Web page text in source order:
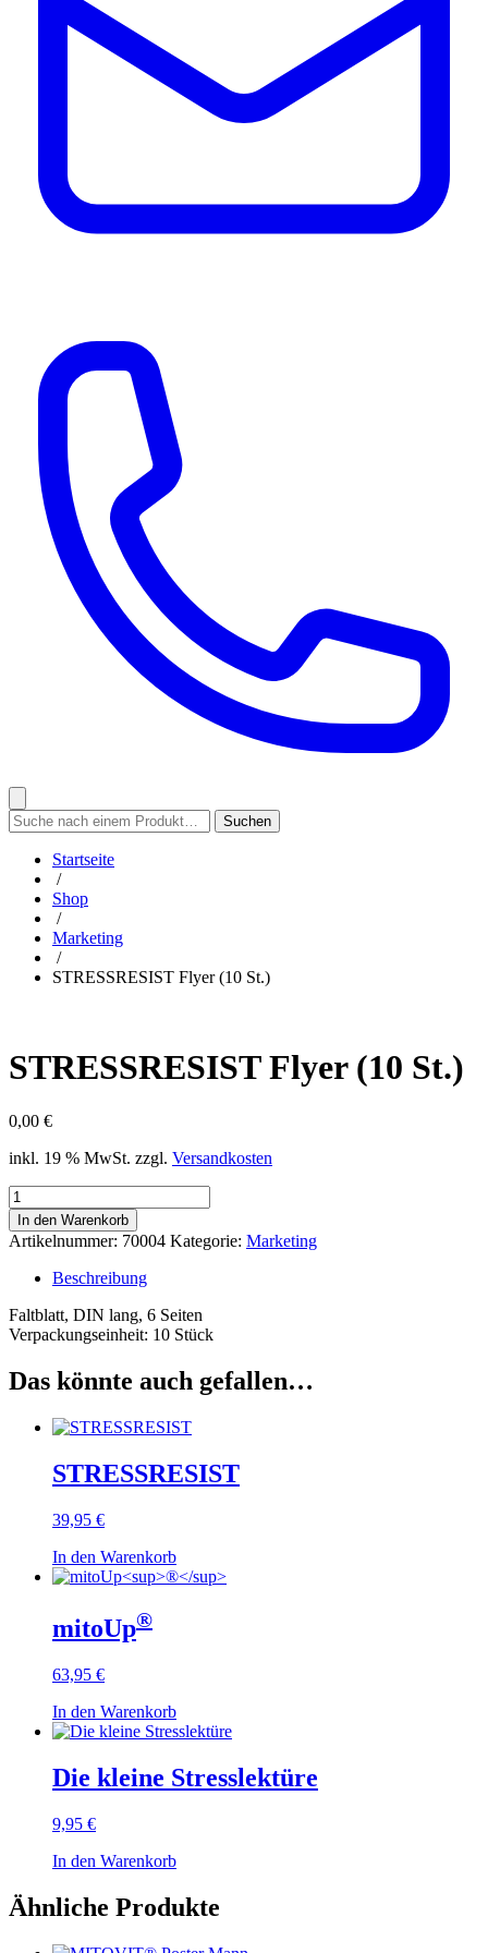
Startseite
/
Shop
/
Marketing
/
STRESSRESIST Flyer (10 St.)
STRESSRESIST Flyer (10 St.)
0,00 €
inkl. 19 % MwSt. zzgl. Versandkosten
STRESSRESIST
Flyer
(10
St.)
Menge
In den Warenkorb
Artikelnummer: 70004 Kategorie: Marketing
Beschreibung
Faltblatt, DIN lang, 6 Seiten
Verpackungseinheit: 10 Stück
Das könnte auch gefallen…
STRESSRESIST
39,95 €
In den Warenkorb
mitoUp®
63,95 €
In den Warenkorb
Die kleine Stresslektüre
9,95 €
In den Warenkorb
Ähnliche Produkte